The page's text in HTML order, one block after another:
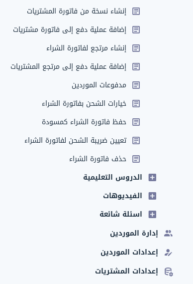
إنشاء نسخة من فاتورة المشتريات
إضافة عملية دفع إلى فاتورة مشتريات
إنشاء مرتجع لفاتورة الشراء
إضافة عملية دفع إلى مرتجع المشتريات
مدفوعات الموردين
خيارات الشحن بفاتورة الشراء
حفظ فاتورة الشراء كمسودة
تعيين ضريبة الشحن لفاتورة الشراء
حذف فاتورة الشراء
الدروس التعليمية
الفيديوهات
اسئلة شائعة
إدارة الموردين
إعدادات الموردين
إعدادات المشتريات